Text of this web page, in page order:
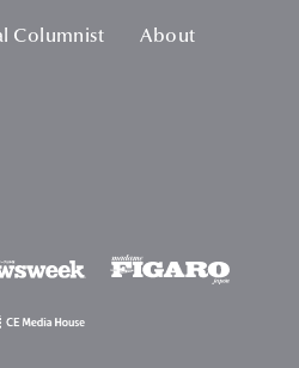
Columnist
About